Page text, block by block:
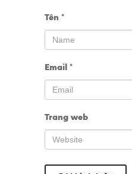
Tên *
Email *
Trang web